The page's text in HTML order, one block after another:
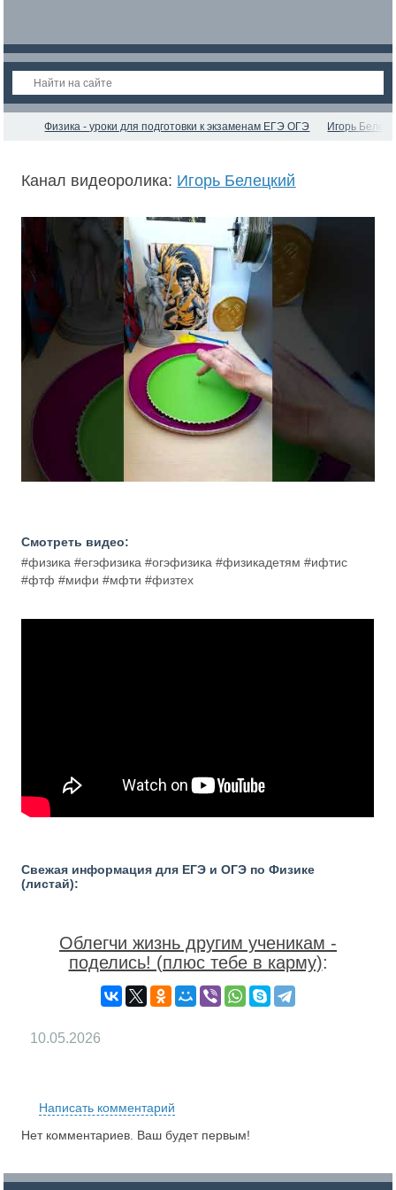
Физика - уроки для подготовки к экзаменам ЕГЭ ОГЭ Игорь
Канал видеоролика: Игорь Белецкий
Смотреть видео:
#физика #егэфизика #огэфизика #физикадетям #ифтис
#фтф #мифи #мфти #физтех
Свежая информация для ЕГЭ и ОГЭ по Физике
(листай):
Облегчи жизнь другим ученикам -
поделись! (плюс тебе в карму):
10.05.2026
Написать комментарий
Нет комментариев. Ваш будет первым!